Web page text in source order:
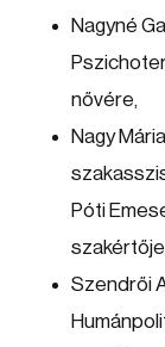
Nagyné
nővére,
Nagy
Póti
Szendrői